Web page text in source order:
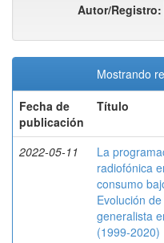
Autor/Registro:
Mostrando
Fecha de
publicación
Título
2022-05-11
La
radiofónica
consumo
Evolución
generalista
(1999-2020)